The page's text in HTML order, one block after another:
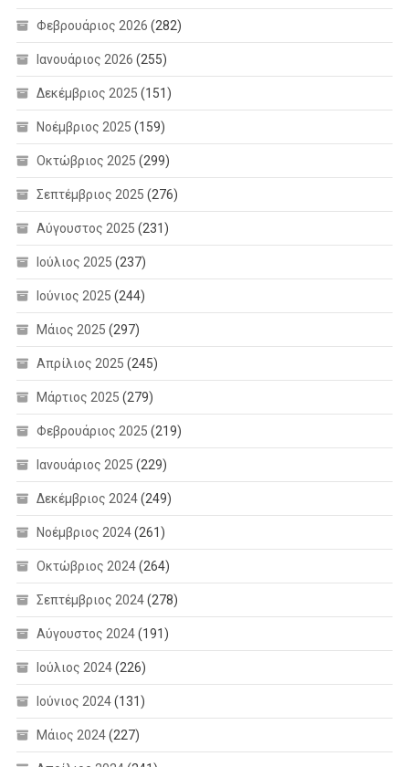
Φεβρουάριος 2026 (282)
Ιανουάριος 2026 (255)
Δεκέμβριος 2025 (151)
Νοέμβριος 2025 (159)
Οκτώβριος 2025 (299)
Σεπτέμβριος 2025 (276)
Αύγουστος 2025 (231)
Ιούλιος 2025 (237)
Ιούνιος 2025 (244)
Μάιος 2025 (297)
Απρίλιος 2025 (245)
Μάρτιος 2025 (279)
Φεβρουάριος 2025 (219)
Ιανουάριος 2025 (229)
Δεκέμβριος 2024(249)
Νοέμβριος 2024(261)
Οκτώβριος 2024(264)
Σεπτέμβριος 2024(278)
Αύγουστος 2024(191)
Ιούλιος 2024(226)
Ιούνιος 2024(131)
Μάιος 2024(227)